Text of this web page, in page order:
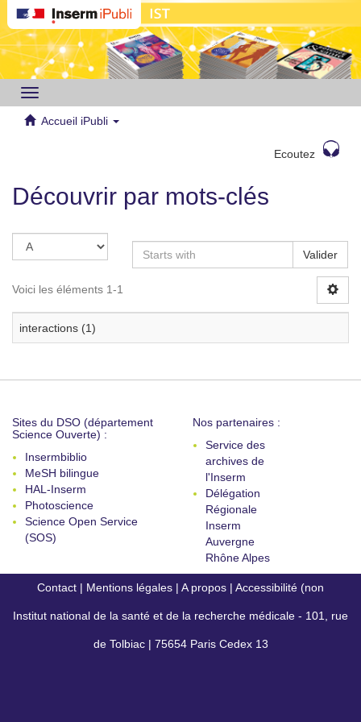
Toggle
navigation
Accueil iPubli
Ecoutez
Découvrir par mots-clés
Valider
Voici les éléments 1-1
interactions (1)
Sites du DSO (département
Science Ouverte) :
Insermbiblio
MeSH bilingue
HAL-Inserm
Photoscience
Science Open Service
(SOS)
Nos partenaires :
Service des
archives de
l'Inserm
Délégation
Régionale
Inserm
Auvergne
Rhône Alpes
Contact | Mentions légales | A propos | Accessibilité (non
conforme)
Institut national de la santé et de la recherche médicale - 101, rue
de Tolbiac | 75654 Paris Cedex 13